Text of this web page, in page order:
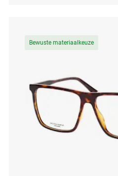
Bewuste materiaalkeuze